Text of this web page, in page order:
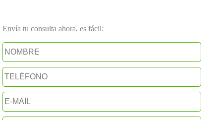
Envía tu consulta ahora, es fácil: